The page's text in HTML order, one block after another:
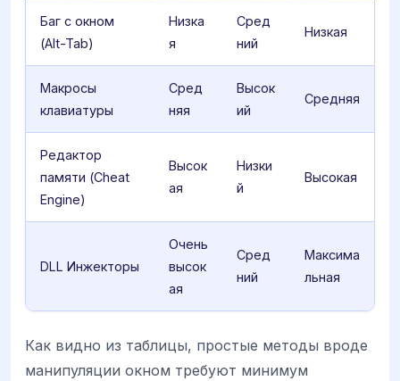
Баг с окном
(Alt-Tab)
Низка
я
Сред
ний
Низкая
Макросы
клавиатуры
Сред
няя
Высок
ий
Средняя
Редактор
памяти (Cheat
Engine)
Высок
ая
Низки
й
Высокая
DLL Инжекторы
Очень
высок
ая
Сред
ний
Максима
льная
Как видно из таблицы, простые методы вроде
манипуляции окном требуют минимум